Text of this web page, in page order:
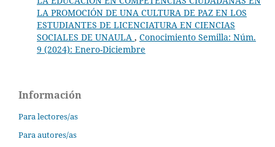
LA PROMOCIÓN DE UNA CULTURA DE PAZ EN LOS
ESTUDIANTES DE LICENCIATURA EN CIENCIAS
SOCIALES DE UNAULA , Conocimiento Semilla: Núm.
9 (2024): Enero-Diciembre
Información
Para lectores/as
Para autores/as